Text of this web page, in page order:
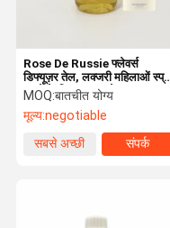
Rose De Russie फ्लेवर्स
डिफ्यूज़र तेल, लक्जरी महिलाओं स्प्रे
बनाने के लिए परफ्यूम तेल
MOQ:बातचीत योग्य
मूल्य:negotiable
सबसे अच्छी
संपर्क